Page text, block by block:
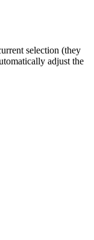
selection (they
adjust the